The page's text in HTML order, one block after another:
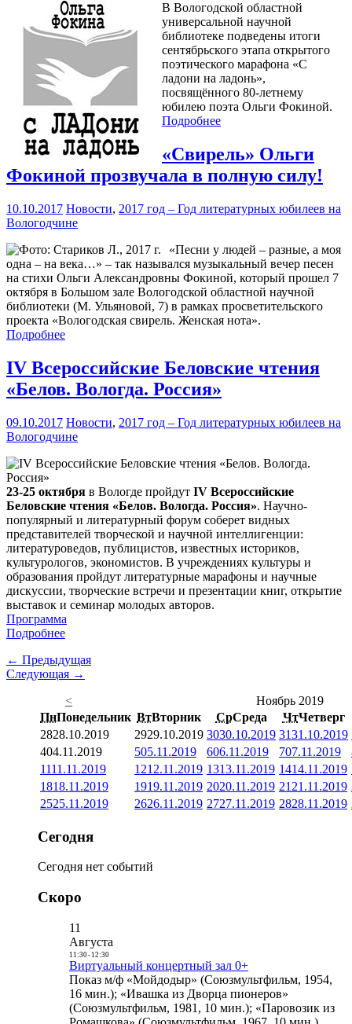
В Вологодской областной
универсальной научной
библиотеке подведены итоги
сентябрьского этапа открытого
поэтического марафона «С
ладони на ладонь»,
посвящённого 80-летнему
юбилею поэта Ольги Фокиной.
Подробнее
«Свирель» Ольги
Фокиной прозвучала в полную силу!
10.10.2017 Новости, 2017 год – Год литературных юбилеев на
Вологодчине
«Песни у людей – разные, а моя
одна – на века…» – так назывался музыкальный вечер песен
на стихи Ольги Александровны Фокиной, который прошел 7
октября в Большом зале Вологодской областной научной
библиотеки (М. Ульяновой, 7) в рамках просветительского
проекта «Вологодская свирель. Женская нота».
Подробнее
IV Всероссийские Беловские чтения
«Белов. Вологда. Россия»
09.10.2017 Новости, 2017 год – Год литературных юбилеев на
Вологодчине
23-25 октября в Вологде пройдут IV Всероссийские
Беловские чтения «Белов. Вологда. Россия». Научно-
популярный и литературный форум соберет видных
представителей творческой и научной интеллигенции:
литературоведов, публицистов, известных историков,
культурологов, экономистов. В учреждениях культуры и
образования пройдут литературные марафоны и научные
дискуссии, творческие встречи и презентации книг, открытие
выставок и семинар молодых авторов.
Программа
Подробнее
← Предыдущая
Следующая →
<
Ноябрь 2019
ПнПонедельник ВтВторник СрСреда ЧтЧетверг
2828.10.2019 2929.10.2019 3030.10.2019 3131.10.2019
404.11.2019 505.11.2019 606.11.2019 707.11.2019
1111.11.2019 1212.11.2019 1313.11.2019 1414.11.2019
1818.11.2019 1919.11.2019 2020.11.2019 21 21.11.2019
2525.11.2019 2626.11.2019 2727.11.2019 2828.11.2019
Сегодня
Сегодня нет событий
Скоро
11
Августа
11:30- 12:30
Виртуальный концертный зал 0+
Показ м/ф «Мойдодыр» (Союзмультфильм, 1954,
16 мин.); «Ивашка из Дворца пионеров»
(Союзмультфильм, 1981, 10 мин.); «Паровозик из